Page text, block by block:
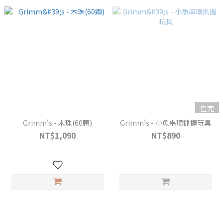
Grimm's - 木珠(60顆)
NT$1,090
售完
Grimm's - 小魚串環抓握玩具
NT$890